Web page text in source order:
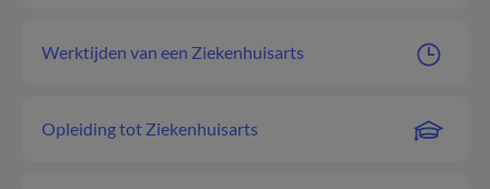
Werktijden van een Ziekenhuisarts
Opleiding tot Ziekenhuisarts